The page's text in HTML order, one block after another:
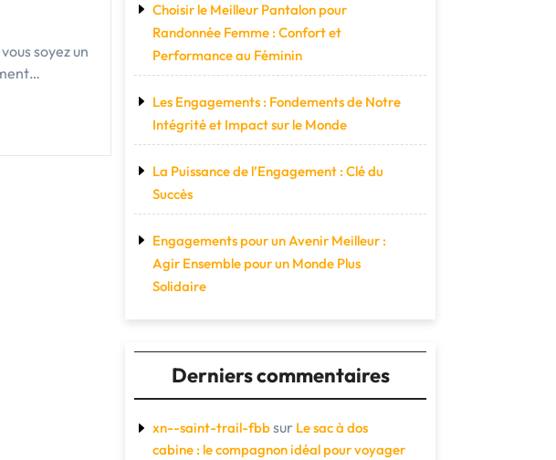
soyez un
Choisir le Meilleur Pantalon pour
Randonnée Femme : Confort et
Performance au Féminin
Les Engagements : Fondements de Notre
Intégrité et Impact sur le Monde
La Puissance de l’Engagement : Clé du
Succès
Engagements pour un Avenir Meilleur :
Agir Ensemble pour un Monde Plus
Solidaire
Derniers commentaires
xn--saint-trail-fbbsur Le sac à dos
cabine : le compagnon idéal pour voyager